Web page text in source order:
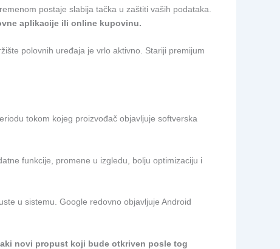
postaje slabija tačka u zaštiti vaših podataka.
aplikacije ili online kupovinu.
polovnih uređaja je vrlo aktivno. Stariji premijum
tokom kojeg proizvođač objavljuje softverska
funkcije, promene u izgledu, bolju optimizaciju i
u sistemu. Google redovno objavljuje Android
novi propust koji bude otkriven posle tog